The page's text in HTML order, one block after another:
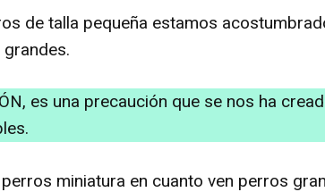
de talla pequeña estamos
es una precaución que se nos ha
miniatura en cuanto ven perros